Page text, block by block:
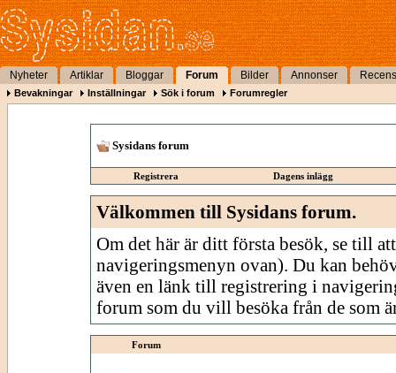
Nyheter Artiklar Bloggar Forum Bilder Annonser
Bevakningar Inställningar Sök i forum Forumregler
Sysidans forum
Registrera Dagens inlägg
Välkommen till Sysidans forum.
Om det här är ditt första besök, se till
navigeringsmenyn ovan). Du kan
även en länk till registrering i
forum som du vill besöka från de som
Forum